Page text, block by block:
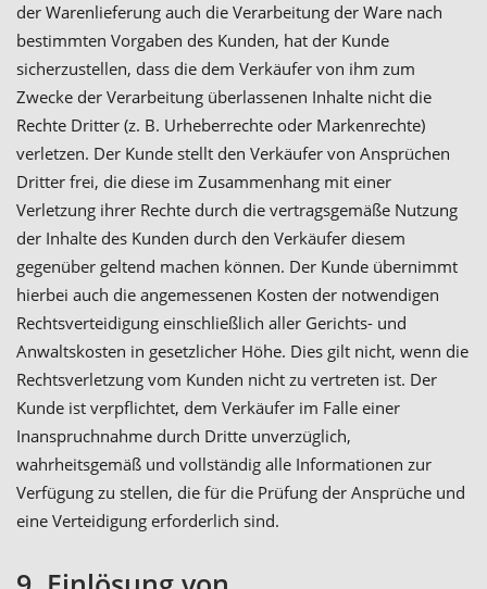
der Warenlieferung auch die Verarbeitung der Ware nach
bestimmten Vorgaben des Kunden, hat der Kunde
sicherzustellen, dass die dem Verkäufer von ihm zum
Zwecke der Verarbeitung überlassenen Inhalte nicht die
Rechte Dritter (z. B. Urheberrechte oder Markenrechte)
verletzen. Der Kunde stellt den Verkäufer von Ansprüchen
Dritter frei, die diese im Zusammenhang mit einer
Verletzung ihrer Rechte durch die vertragsgemäße Nutzung
der Inhalte des Kunden durch den Verkäufer diesem
gegenüber geltend machen können. Der Kunde übernimmt
hierbei auch die angemessenen Kosten der notwendigen
Rechtsverteidigung einschließlich aller Gerichts- und
Anwaltskosten in gesetzlicher Höhe. Dies gilt nicht, wenn die
Rechtsverletzung vom Kunden nicht zu vertreten ist. Der
Kunde ist verpflichtet, dem Verkäufer im Falle einer
Inanspruchnahme durch Dritte unverzüglich,
wahrheitsgemäß und vollständig alle Informationen zur
Verfügung zu stellen, die für die Prüfung der Ansprüche und
eine Verteidigung erforderlich sind.